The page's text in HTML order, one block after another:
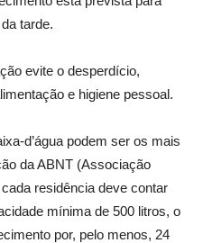
tarde.
evite o desperdício,
e higiene pessoal.
d’água podem ser os mais
da ABNT (Associação
residência deve contar
mínima de 500 litros, o
por, pelo menos, 24